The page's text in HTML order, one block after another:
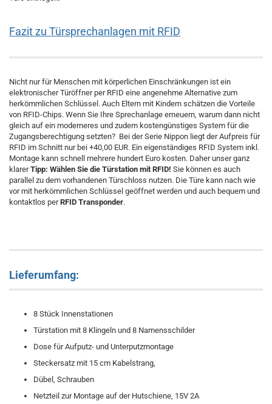
Fazit zu Türsprechanlagen mit RFID
Nicht nur für Menschen mit körperlichen Einschränkungen ist ein
elektronischer Türöffner per RFID eine angenehme Alternative zum
herkömmlichen Schlüssel. Auch Eltern mit Kindern schätzen die Vorteile
von RFID-Chips. Wenn Sie Ihre Sprechanlage erneuern, warum dann nicht
gleich auf ein moderneres und zudem kostengünstiges System für die
Zugangsberechtigung setzten? Bei der Serie Nippon liegt der Aufpreis für
RFID im Schnitt nur bei +40,00 EUR. Ein eigenständiges RFID System inkl.
Montage kann schnell mehrere hundert Euro kosten. Daher unser ganz
klarerTipp: Wählen Sie die Türstation mit RFID! Sie können es auch
parallel zu dem vorhandenen Türschloss nutzen. Die Türe kann nach wie
vor mit herkömmlichen Schlüssel geöffnet werden und auch bequem und
kontaktlos perRFID Transponder.
Lieferumfang:
8 Stück Innenstationen
Türstation mit 8 Klingeln und 8 Namensschilder
Dose für Aufputz- und Unterputzmontage
Steckersatz mit 15 cm Kabelstrang,
Dübel, Schrauben
Netzteil zur Montage auf der Hutschiene, 15V 2A